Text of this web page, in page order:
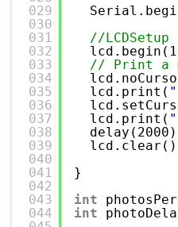
029
030
031
032
033
034
035
036
037
038
039
040
041
042
043
044
//LCDSetup
// Print a
lcd.print(
lcd.print(
}
int
int